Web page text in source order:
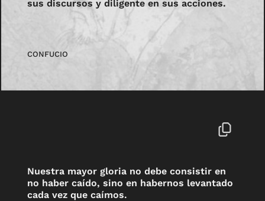
sus discursos y diligente en sus acciones.
CONFUCIO
Nuestra mayor gloria no debe consistir en
no haber caído, sino en habernos levantado
cada vez que caímos.